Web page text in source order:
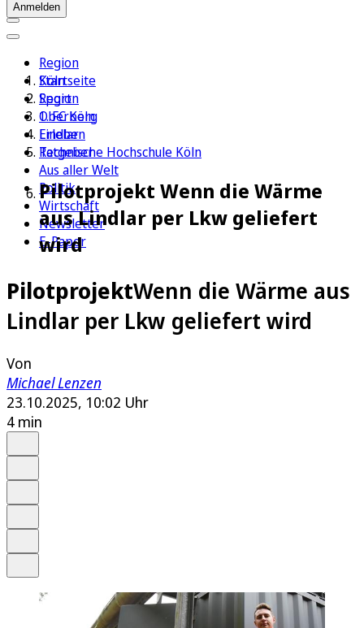
Anmelden
Region
Köln
Sport
1. FC Köln
Erleben
Ratgeber
Aus aller Welt
Politik
Wirtschaft
Newsletter
E-Paper
Startseite
Region
Oberberg
Lindlar
Technische Hochschule Köln
Pilotprojekt Wenn die Wärme
aus Lindlar per Lkw geliefert
wird
PilotprojektWenn die Wärme aus
Lindlar per Lkw geliefert wird
Von
Michael Lenzen
23.10.2025, 10:02 Uhr
4 min